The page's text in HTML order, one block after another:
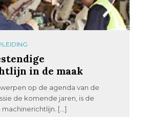
in de maak
op de agenda van de
de komende jaren, is de
[…]